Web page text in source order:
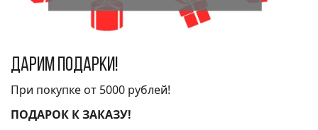
Дарим подарки!
При покупке от 5000 рублей!
ПОДАРОК К ЗАКАЗУ!